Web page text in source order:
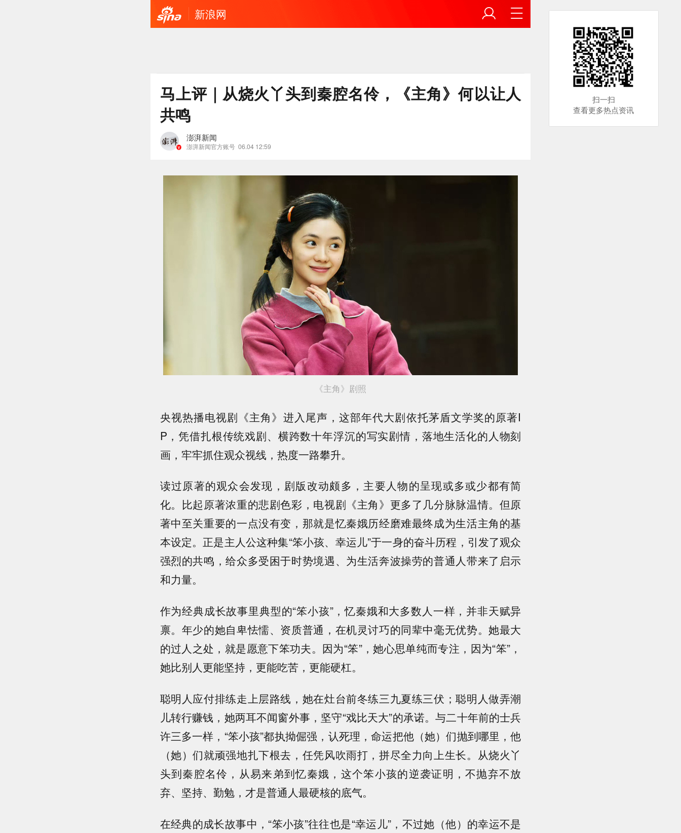
新浪网
马上评｜从烧火丫头到秦腔名伶，《主角》何以让人
共鸣
澎湃新闻
澎湃新闻官方账号 06.04 12:59
​《主角》剧照
央视热播电视剧《主角》进入尾声，这部年代大剧依托茅盾文学奖的原著I
P，凭借扎根传统戏剧、横跨数十年浮沉的写实剧情，落地生活化的人物刻
画，牢牢抓住观众视线，热度一路攀升。
读过原著的观众会发现，剧版改动颇多，主要人物的呈现或多或少都有简
化。比起原著浓重的悲剧色彩，电视剧《主角》更多了几分脉脉温情。但原
著中至关重要的一点没有变，那就是忆秦娥历经磨难最终成为生活主角的基
本设定。正是主人公这种集“笨小孩、幸运儿”于一身的奋斗历程，引发了观众
强烈的共鸣，给众多受困于时势境遇、为生活奔波操劳的普通人带来了启示
和力量。
作为经典成长故事里典型的“笨小孩”，忆秦娥和大多数人一样，并非天赋异
禀。年少的她自卑怯懦、资质普通，在机灵讨巧的同辈中毫无优势。她最大
的过人之处，就是愿意下笨功夫。因为“笨”，她心思单纯而专注，因为“笨”，
她比别人更能坚持，更能吃苦，更能硬杠。
聪明人应付排练走上层路线，她在灶台前冬练三九夏练三伏；聪明人做弄潮
儿转行赚钱，她两耳不闻窗外事，坚守“戏比天大”的承诺。与二十年前的士兵
许三多一样，“笨小孩”都执拗倔强，认死理，命运把他（她）们抛到哪里，他
（她）们就顽强地扎下根去，任凭风吹雨打，拼尽全力向上生长。从烧火丫
头到秦腔名伶，从易来弟到忆秦娥，这个笨小孩的逆袭证明，不抛弃不放
弃、坚持、勤勉，才是普通人最硬核的底气。
在经典的成长故事中，“笨小孩”往往也是“幸运儿”，不过她（他）的幸运不是
扫一扫
查看更多热点资讯